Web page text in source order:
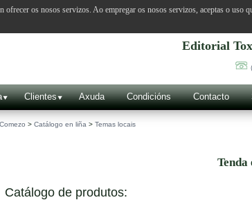
Editorial
Clientes Axuda Condicións Contacto
Comezo > Catálogo en liña > Temas locais
Catálogo de produtos:
ofrecer os nosos servizos. Ao empregar os nosos servizos, aceptas o uso